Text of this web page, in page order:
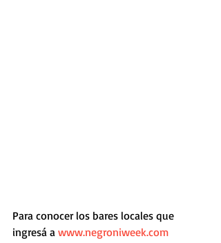
Para conocer los bares locales que
ingresá a www.negroniweek.com